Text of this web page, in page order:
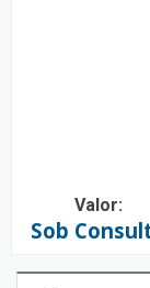
Valor:
Sob